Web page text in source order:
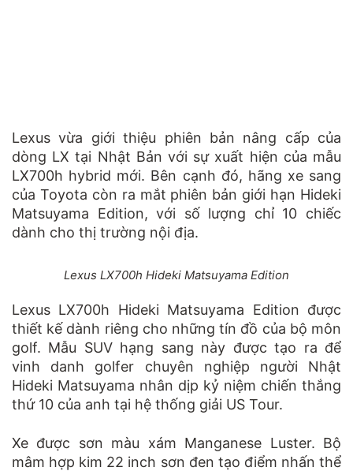
Lexus vừa giới thiệu phiên bản nâng cấp của
dòng LX tại Nhật Bản với sự xuất hiện của mẫu
LX700h hybrid mới. Bên cạnh đó, hãng xe sang
của Toyota còn ra mắt phiên bản giới hạn Hideki
Matsuyama Edition, với số lượng chỉ 10 chiếc
dành cho thị trường nội địa.
Lexus LX700h Hideki Matsuyama Edition
Lexus LX700h Hideki Matsuyama Edition được
thiết kế dành riêng cho những tín đồ của bộ môn
golf. Mẫu SUV hạng sang này được tạo ra để
vinh danh golfer chuyên nghiệp người Nhật
Hideki Matsuyama nhân dịp kỷ niệm chiến thắng
thứ 10 của anh tại hệ thống giải US Tour.
Xe được sơn màu xám Manganese Luster. Bộ
mâm hợp kim 22 inch sơn đen tạo điểm nhấn thể